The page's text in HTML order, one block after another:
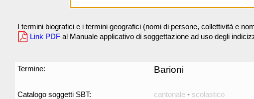
I termini biografici e i termini geografici (nomi di persone, collettività e
Link PDF al Manuale applicativo di soggettazione ad uso degli
Termine: Barioni
Catalogo soggetti SBT: cantonale - scolastico